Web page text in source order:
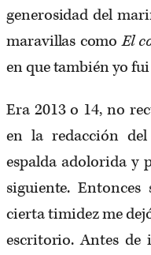
generosidad del
maravillas comoEl
en que también yo
Era 2013 o 14, no
en la redacción del
espalda adolorida y
siguiente. Entonces
cierta timidez me
escritorio. Antes de